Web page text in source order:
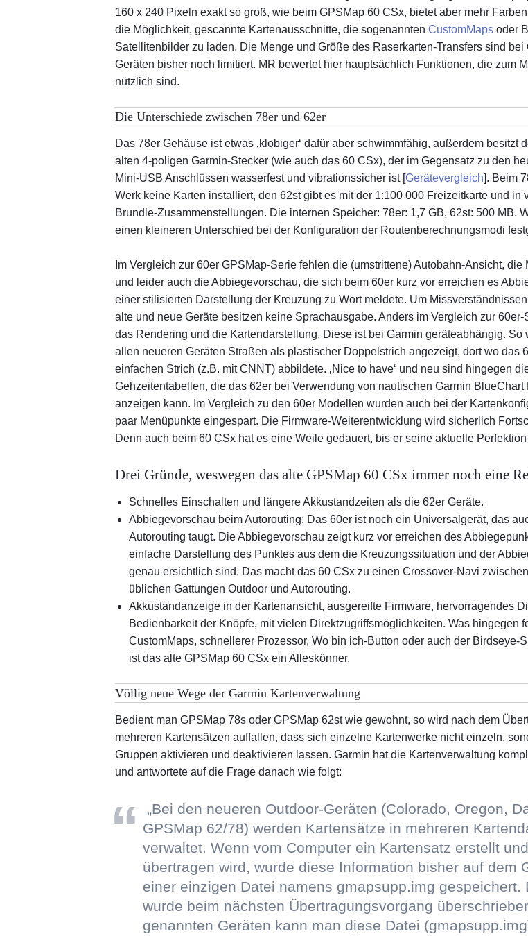
160 x 240 Pixeln exakt so groß, wie beim GPSMap 60 CSx, bietet aber mehr
die Möglichkeit, gescannte Kartenausschnitte, die sogenannten CustomMaps oder
Satellitenbilder zu laden. Die Menge und Größe des Raserkarten-Transfers sind bei
Geräten bisher noch limitiert. MR bewertet hier hauptsächlich Funktionen, die zum
nützlich sind.
Die Unterschiede zwischen 78er und 62er
Das 78er Gehäuse ist etwas ‚klobiger‘ dafür aber schwimmfähig, außerdem besitzt
alten 4-poligen Garmin-Stecker (wie auch das 60 CSx), der im Gegensatz zu den
Mini-USB Anschlüssen wasserfest und vibrationssicher ist [Gerätevergleich]. Beim
Werk keine Karten installiert, den 62st gibt es mit der 1:100 000 Freizeitkarte und in
Brundle-Zusammenstellungen. Die internen Speicher: 78er: 1,7 GB, 62st: 500 MB.
einen kleineren Unterschied bei der Konfiguration der Routenberechnungsmodi
Im Vergleich zur 60er GPSMap-Serie fehlen die (umstrittene) Autobahn-Ansicht, die
und leider auch die Abbiegevorschau, die sich beim 60er kurz vor erreichen es
einer stilisierten Darstellung der Kreuzung zu Wort meldete. Um
alte und neue Geräte besitzen keine Sprachausgabe. Anders im Vergleich zur 60er-
das Rendering und die Kartendarstellung. Diese ist bei Garmin geräteabhängig. So
allen neueren Geräten Straßen als plastischer Doppelstrich angezeigt, dort wo das
einfachen Strich (z.B. mit CNNT) abbildete. ‚Nice to have‘ und neu sind hingegen
Gehzeitentabellen, die das 62er bei Verwendung von nautischen Garmin BlueChart
anzeigen kann. Im Vergleich zu den 60er Modellen wurden auch bei der
paar Menüpunkte eingespart. Die Firmware-Weiterentwicklung wird sicherlich
Denn auch beim 60 CSx hat es eine Weile gedauert, bis er seine aktuelle
Drei Gründe, weswegen das alte GPSMap 60 CSx immer noch eine
Schnelles Einschalten und längere Akkustandzeiten als die 62er Geräte.
Abbiegevorschau beim Autorouting: Das 60er ist noch ein Universalgerät, das
Autorouting taugt. Die Abbiegevorschau zeigt kurz vor erreichen des
einfache Darstellung des Punktes aus dem die Kreuzungssituation und der
genau ersichtlich sind. Das macht das 60 CSx zu einen Crossover-Navi
üblichen Gattungen Outdoor und Autorouting.
Akkustandanzeige in der Kartenansicht, ausgereifte Firmware, hervorragendes
Bedienbarkeit der Knöpfe, mit vielen Direktzugriffsmöglichkeiten. Was hingegen
CustomMaps, schnellerer Prozessor, Wo bin ich-Button oder auch der Birdseye-
ist das alte GPSMap 60 CSx ein Alleskönner.
Völlig neue Wege der Garmin Kartenverwaltung
Bedient man GPSMap 78s oder GPSMap 62st wie gewohnt, so wird nach dem
mehreren Kartensätzen auffallen, dass sich einzelne Kartenwerke nicht einzeln,
Gruppen aktivieren und deaktivieren lassen. Garmin hat die Kartenverwaltung
und antwortete auf die Frage danach wie folgt:
„Bei den neueren Outdoor-Geräten (Colorado, Oregon,
GPSMap 62/78) werden Kartensätze in mehreren
verwaltet. Wenn vom Computer ein Kartensatz erstellt und
übertragen wird, wurde diese Information bisher auf dem
einer einzigen Datei namens gmapsupp.img gespeichert.
wurde beim nächsten Übertragungsvorgang
genannten Geräten kann man diese Datei